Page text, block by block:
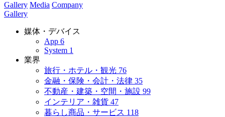
Gallery Media Company
Gallery
媒体・デバイス
App 6
System 1
業界
旅行・ホテル・観光 76
金融・保険・会計・法律 35
不動産・建築・空間・施設 99
インテリア・雑貨 47
暮らし商品・サービス 118